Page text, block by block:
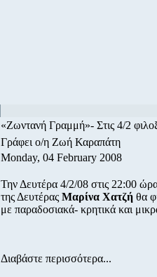
«Ζωντανή Γραμμή»- Στις 4/2
Γράφει ο/η Ζωή Καραπάτη
Monday, 04 February 2008
Την Δευτέρα 4/2/08 στις 22:00
της Δευτέρας Μαρίνα Χατζή θα
με παραδοσιακά- κρητικά και
Διαβάστε περισσότερα...